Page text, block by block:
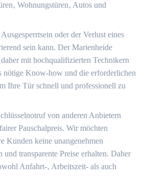
Wohnungstüren‚ Autos und
oder der Verlust eines
sein kann. Der Marienheide
mit hochqualifizierten Technikern
nötige Know-how und die erforderlichen
Ihre Tür schnell und professionell zu
von anderen Anbietern
Pauschalpreis.​ Wir möchten
Kunden keine unangenehmen
und transparente Preise erhalten.​ Daher
Anfahrt-‚ Arbeitszeit- als auch